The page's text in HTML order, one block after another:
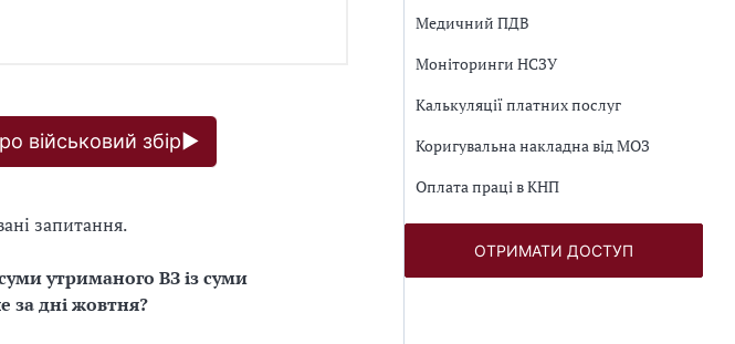
військовий збір▶
запитання.
утриманого ВЗ із суми
за дні жовтня?
Медичний ПДВ
Моніторинги НСЗУ
Калькуляції платних послуг
Коригувальна накладна від МОЗ
Оплата праці в КНП
ОТРИМАТИ ДОСТУП